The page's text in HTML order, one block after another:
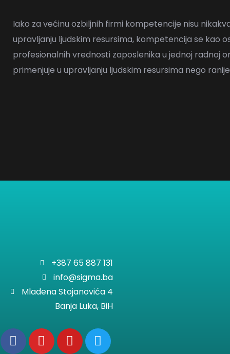
Iako za većinu ozbiljnih firmi kompetencije nisu
upravljanju ljudskim resursima, kompetencija se kao
profesionalnih vrednosti zaposlenika u jednoj radnoj
primenjuje u upravljanju ljudskim resursima nego
+387 65 887 131
info@sigma.ba
Mladena Stojanovića 4
Banja Luka, BiH